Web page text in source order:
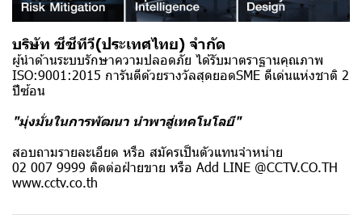
บริษัท ซีซีทีวี(ประเทศไทย) จำกัด
ผู้นำด้านระบบรักษาความปลอดภัย ได้รับมาตราฐานคุณภาพ
ISO:9001:2015 การันตีด้วยรางวัลสุดยอดSME ดีเด่นแห่งชาติ 2
ปีซ้อน
"มุ่งมั่นในการพัฒนา นำพาสู่เทคโนโลยี"
สอบถามรายละเอียด หรือ สมัครเป็นตัวแทนจำหน่าย
02 007 9999 ติดต่อฝ่ายขาย หรือ Add LINE @CCTV.CO.TH
www.cctv.co.th